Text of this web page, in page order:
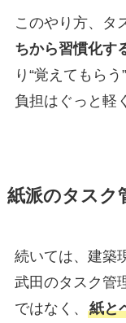
このやり方、タ
ちから習慣化す
り“覚えてもら
負担はぐっと軽
紙派のタスク
続いては、建築
武田のタスク管
ではなく、 紙と